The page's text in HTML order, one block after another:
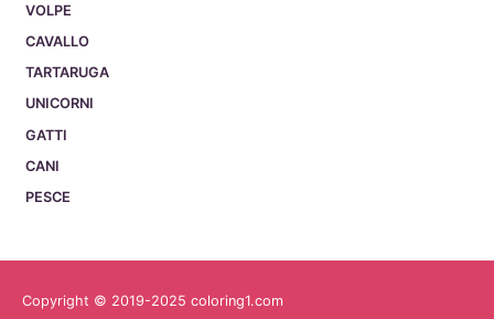
VOLPE
CAVALLO
TARTARUGA
UNICORNI
GATTI
CANI
PESCE
Copyright © 2019-2025 coloring1.com